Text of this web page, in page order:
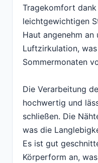
Tragekomfort
leichtgewichtigen
Haut angenehm
Luftzirkulation,
Sommermonaten
Die Verarbeitung
hochwertig und
schließen. Die
was die
Es ist gut
Körperform an,